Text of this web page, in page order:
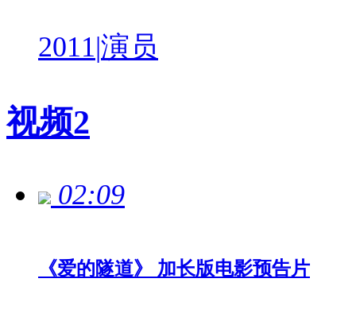
2011|演员
视频2
02:09
《爱的隧道》 加长版电影预告片